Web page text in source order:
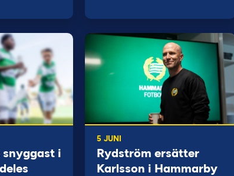
snyggast i
5 JUNI
Rydström ersätter
Karlsson i Hammarby